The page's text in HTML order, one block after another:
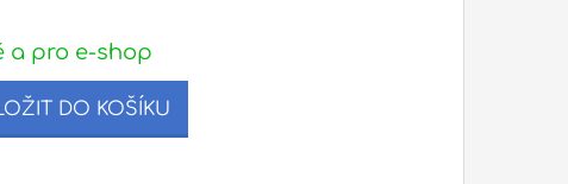
a pro e-shop
DO KOŠÍKU